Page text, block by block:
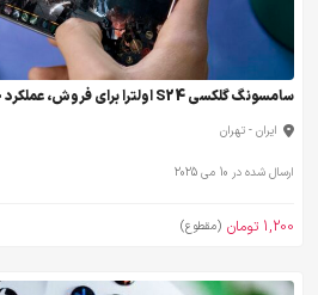
سامسونگ گلکسی S24 اولترا برای فروش، عملکرد خیره‌کننده...
ایران - تهران
ارسال شده در 10 می 2025
1,200 تومان (مقطوع)